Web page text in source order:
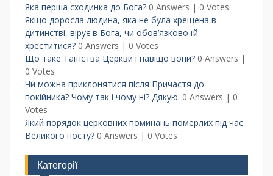
Яка перша сходинка до Бога? 0 Answers | 0 Votes
Якщо доросла людина, яка не була хрещена в
дитинстві, вірує в Бога, чи обов’язково їй
хреститися? 0 Answers | 0 Votes
Що таке Таїнства Церкви і навіщо вони? 0 Answers |
0 Votes
Чи можна приклонятися після Причастя до
покійника? Чому так і чому ні? Дякую. 0 Answers | 0
Votes
Який порядок церковних поминань померлих під час
Великого посту? 0 Answers | 0 Votes
Категорії